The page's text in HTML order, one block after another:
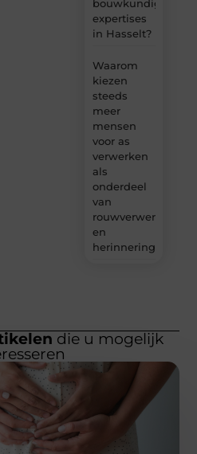
bouwkundige
expertises
in Hasselt?
Waarom
kiezen
steeds
meer
mensen
voor as
verwerken
als
onderdeel
van
rouwverwerking
en
herinnering?
die u mogelijk